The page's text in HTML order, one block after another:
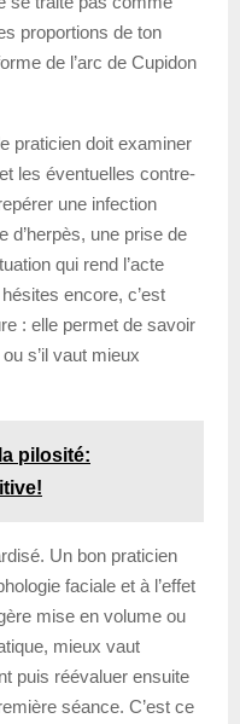
proportions de ton
de l’arc de Cupidon
praticien doit examiner
les éventuelles contre-
une infection
d’herpès, une prise de
qui rend l’acte
encore, c’est
: elle permet de savoir
s’il vaut mieux
pilosité:
Un bon praticien
faciale et à l’effet
mise en volume ou
mieux vaut
puis réévaluer ensuite
séance. C’est ce